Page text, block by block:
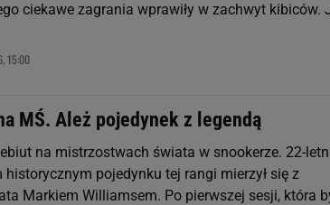
ciekawe zagrania wprawiły w zachwyt kibiców.
15:00
MŚ. Ależ pojedynek z legendą
na mistrzostwach świata w snookerze. 22-
pojedynku tej rangi mierzył się z
Markiem Williamsem. Po pierwszej sesji, która